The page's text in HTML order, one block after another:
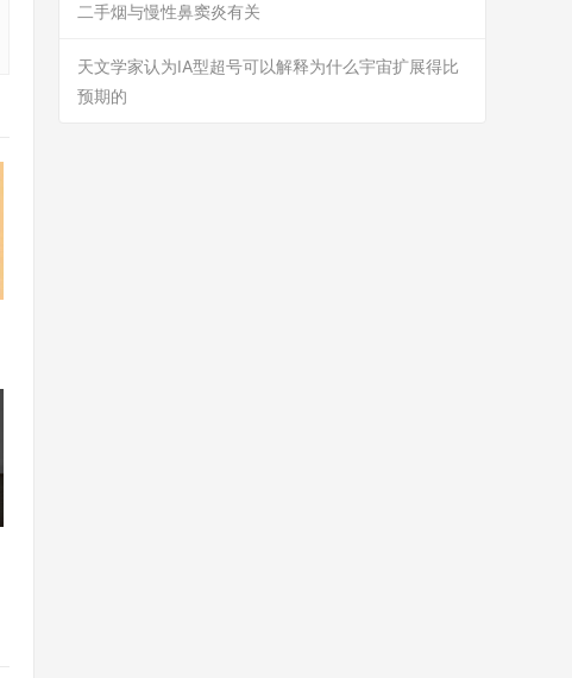
二手烟与慢性鼻窦炎有关
天文学家认为IA型超号可以解释为什么宇宙扩展得比
预期的